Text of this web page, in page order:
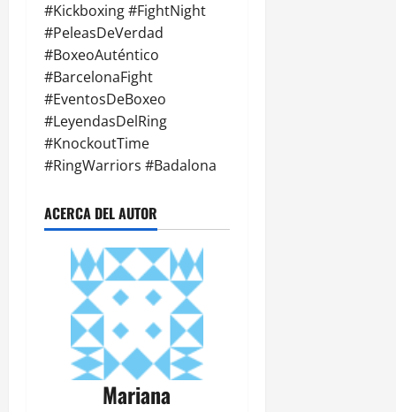
#Kickboxing #FightNight
#PeleasDeVerdad
#BoxeoAuténtico
#BarcelonaFight
#EventosDeBoxeo
#LeyendasDelRing
#KnockoutTime
#RingWarriors #Badalona
ACERCA DEL AUTOR
Mariana